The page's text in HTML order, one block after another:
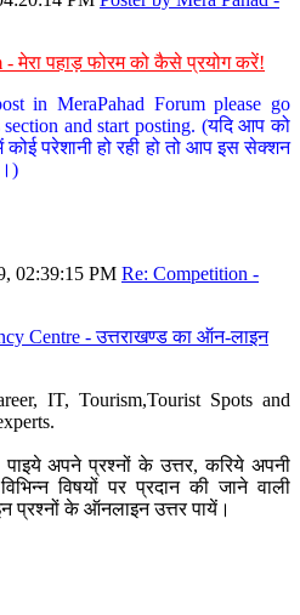
मेरा पहाड़ फोरम को कैसे प्रयोग करें!
in MeraPahad Forum please go
and start posting. (यदि आप को
परेशानी हो रही हो तो आप इस सेक्शन
02:39:15 PM Re: Competition -
Centre - उत्तराखण्ड का ऑन-लाइन
IT, Tourism,Tourist Spots and
अपने प्रश्नों के उत्तर, करिये अपनी
विभिन्न विषयों पर प्रदान की जाने वाली
प्रश्नों के ऑनलाइन उत्तर पायें।